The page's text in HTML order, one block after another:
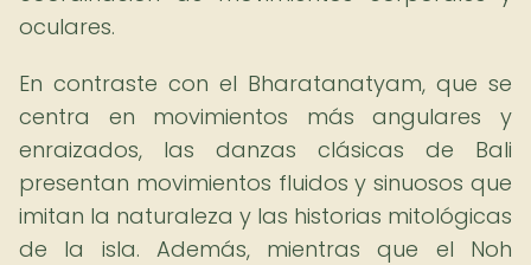
oculares.
En contraste con el Bharatanatyam, que se
centra en movimientos más angulares y
enraizados, las danzas clásicas de Bali
presentan movimientos fluidos y sinuosos que
imitan la naturaleza y las historias mitológicas
de la isla. Además, mientras que el Noh